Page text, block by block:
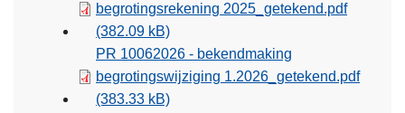
begrotingsrekening 2025_getekend.pdf
(382.09 kB)
PR 10062026 - bekendmaking
begrotingswijziging 1.2026_getekend.pdf
(383.33 kB)